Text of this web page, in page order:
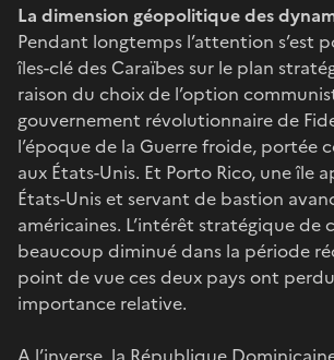
La dimension géopolitique des
Pendant longtemps l’attention s’est
îles-clé des Caraïbes sur le plan
raison du choix de l’option
gouvernement révolutionnaire de
l’époque de la Guerre froide, portée
aux États-Unis. Et Porto Rico, une île
États-Unis et servant de bastion
américaines. L’intérêt stratégique de
beaucoup diminué dans la période
point de vue ces deux pays ont
importance relative.